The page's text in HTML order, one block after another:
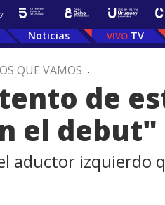
Noticias TV
QUE VAMOS .
de
el debut"
aductor izquierdo